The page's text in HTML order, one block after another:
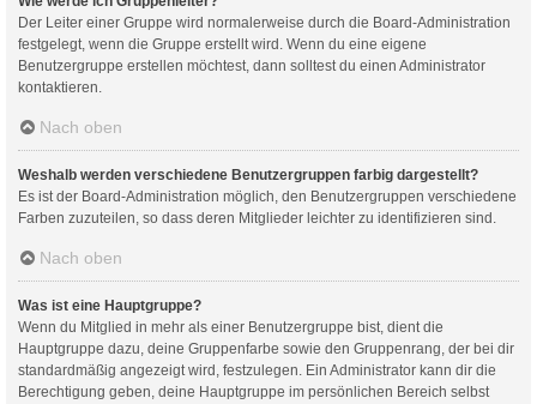
Der Leiter einer Gruppe wird normalerweise durch die Board-Administration
festgelegt, wenn die Gruppe erstellt wird. Wenn du eine eigene
Benutzergruppe erstellen möchtest, dann solltest du einen Administrator
kontaktieren.
Nach oben
Weshalb werden verschiedene Benutzergruppen farbig dargestellt?
Es ist der Board-Administration möglich, den Benutzergruppen verschiedene
Farben zuzuteilen, so dass deren Mitglieder leichter zu identifizieren sind.
Nach oben
Was ist eine Hauptgruppe?
Wenn du Mitglied in mehr als einer Benutzergruppe bist, dient die
Hauptgruppe dazu, deine Gruppenfarbe sowie den Gruppenrang, der bei dir
standardmäßig angezeigt wird, festzulegen. Ein Administrator kann dir die
Berechtigung geben, deine Hauptgruppe im persönlichen Bereich selbst